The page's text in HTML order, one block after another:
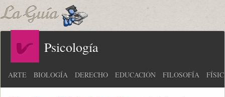
Psicología
ARTE BIOLOGÍA DERECHO EDUCACIÓN FILOSOFÍA